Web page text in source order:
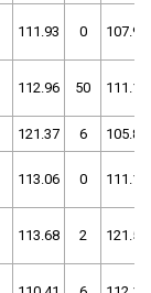
111.93 0 107.92
112.96 50 111.10
121.37 6 105.88
113.06 0 111.16
113.68 2 121.54